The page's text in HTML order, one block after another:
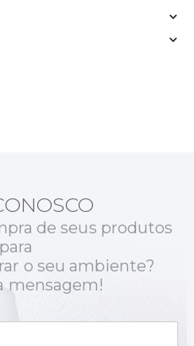
de seus produtos
para
o seu ambiente?
mensagem!